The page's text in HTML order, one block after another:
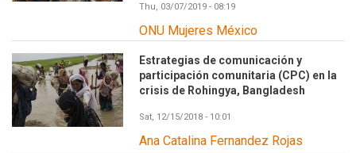
Thu, 03/07/2019 - 08:19
ONU Mujeres México
Estrategias de comunicación y
participación comunitaria (CPC) en la
crisis de Rohingya, Bangladesh
Sat, 12/15/2018 - 10:01
Ana Catalina Fernandez Rojas